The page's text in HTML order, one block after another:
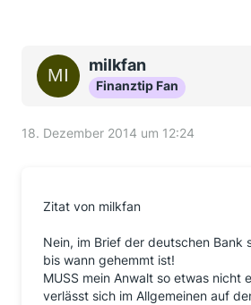
milkfan
Finanztip Fan
18. Dezember 2014 um 12:24
Zitat von milkfan
Nein, im Brief der deutschen Bank
bis wann gehemmt ist!
MUSS mein Anwalt so etwas nicht
verlässt sich im Allgemeinen auf